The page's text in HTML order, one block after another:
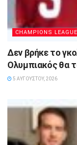
CHAMPIONS LEAGUE
Δεν βρήκε το
Ολυμπιακός θα
5 ΑΥΓΟΎΣΤΟΥ, 2026